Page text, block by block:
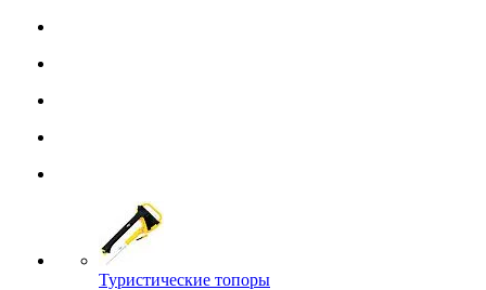
Туристические топоры